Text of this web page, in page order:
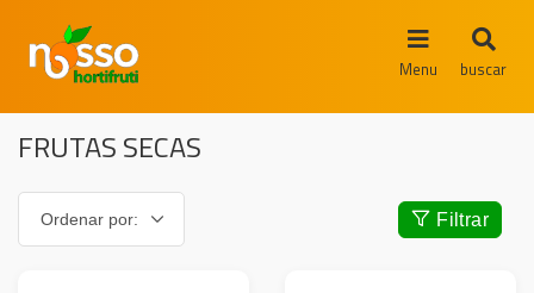
Menu buscar
FRUTAS SECAS
Filtrar